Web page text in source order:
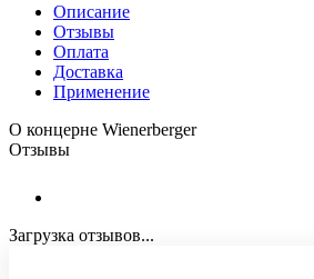
Описание
Отзывы
Оплата
Доставка
Применение
О концерне Wienerberger
Отзывы
Загрузка отзывов...